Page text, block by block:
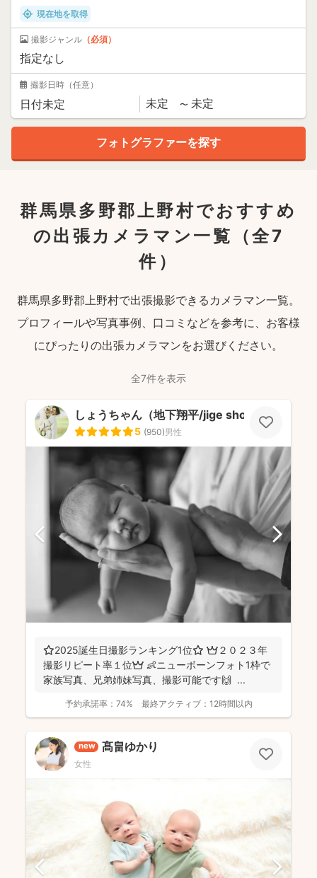
現在地を取得
撮影ジャンル （必須）
撮影日時 （任意）
群馬県多野郡上野村でおすすめ
の出張カメラマン一覧
（全7
件）
群馬県多野郡上野村で出張撮影できるカメラマン一覧。
プロフィールや写真事例、口コミなどを参考に、お客様
にぴったりの出張カメラマンをお選びください。
全7件を表示
しょうちゃん（地下翔平/jige shohe）
5 (950)男性
⭐️2025誕生日撮影ランキング1位⭐️ 👑２０２３年
撮影リピート率１位👑 👶ニューボーンフォト1枠で
家族写真、兄弟姉妹写真、撮影可能です🙌 ...
予約承諾率： 74% 最終アクティブ： 12時間以内
new 髙畠ゆかり
女性